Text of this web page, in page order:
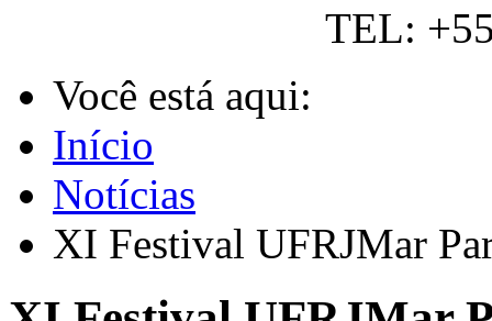
TEL:
Você está aqui:
Início
Notícias
XI Festival UFRJMar